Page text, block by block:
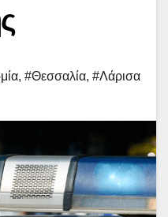
, #Θεσσαλία, #Λάρισα